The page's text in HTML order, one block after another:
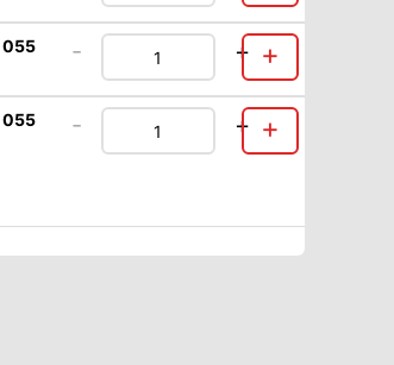
055 - + +
055 - + +